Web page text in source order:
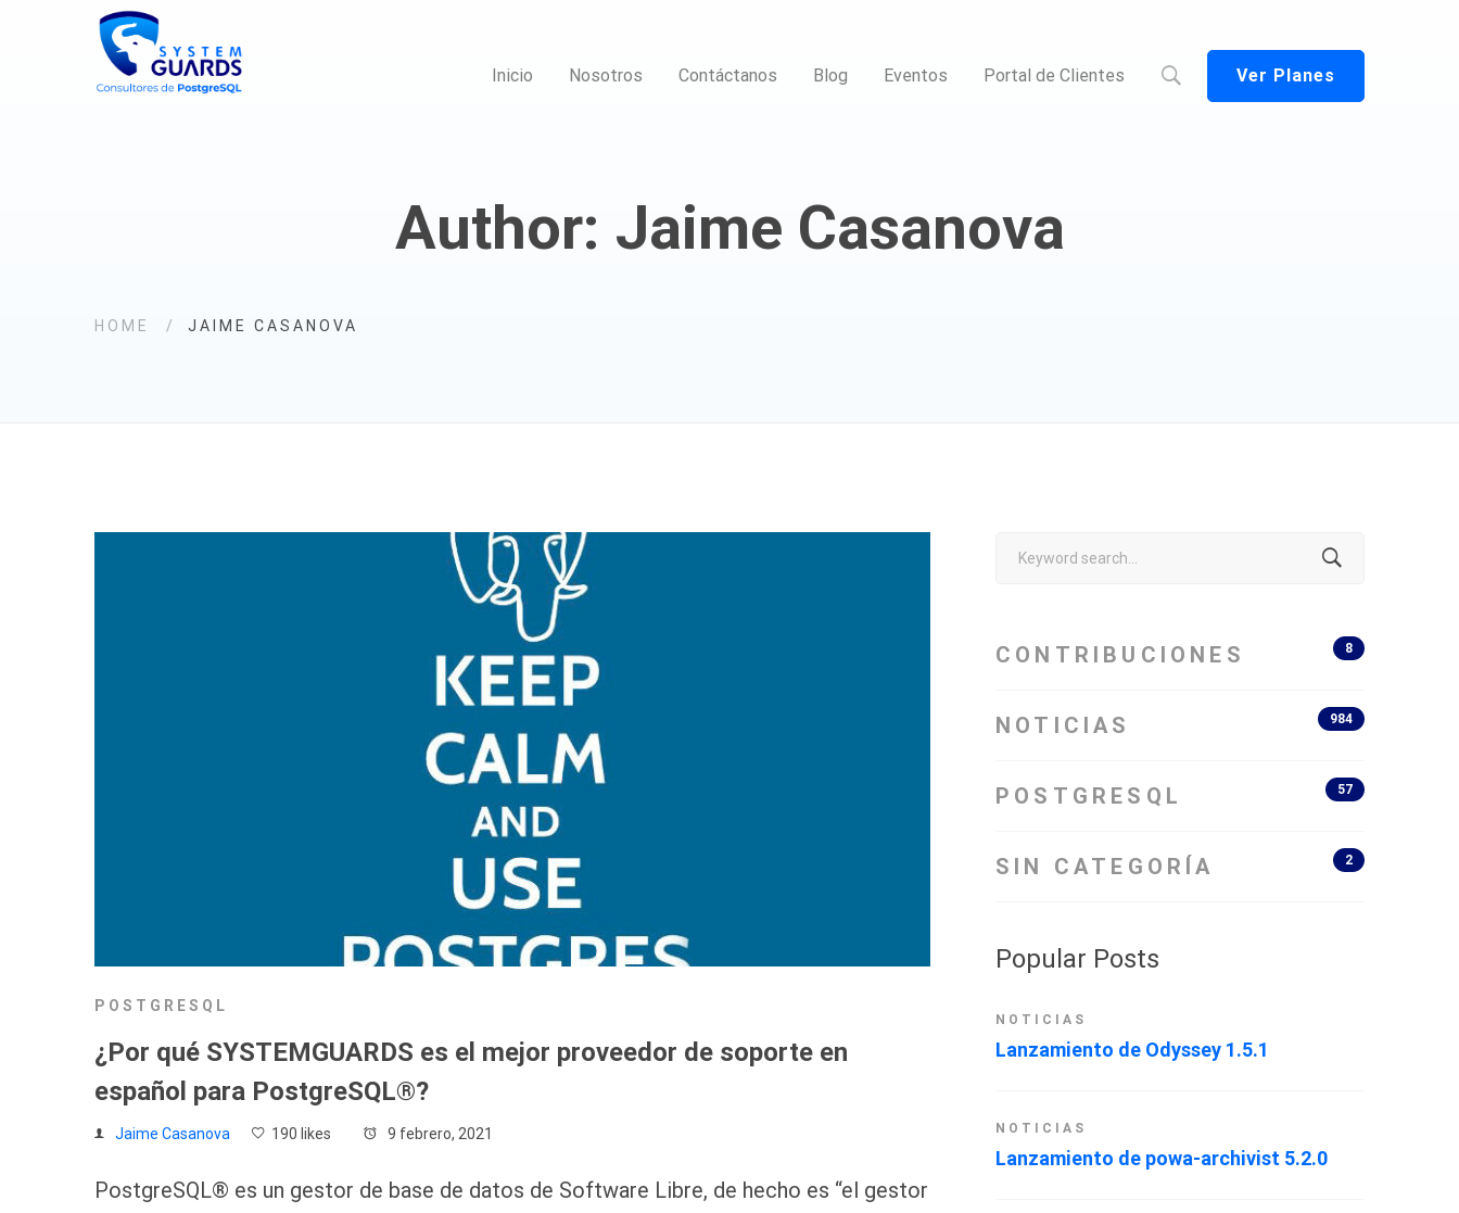
Inicio Nosotros Contáctanos Blog Eventos Portal de Clientes Ver Planes
Author: Jaime Casanova
HOME JAIME CASANOVA
POSTGRESQL
¿Por qué SYSTEMGUARDS es el mejor proveedor de soporte en
español para PostgreSQL®?
Jaime Casanova 190 likes 9 febrero, 2021
PostgreSQL® es un gestor de base de datos de Software Libre, de hecho es “el gestor
Search
CONTRIBUCIONES 8
NOTICIAS 984
POSTGRESQL 57
SIN CATEGORÍA 2
Popular Posts
NOTICIAS
Lanzamiento de Odyssey 1.5.1
NOTICIAS
Lanzamiento de powa-archivist 5.2.0